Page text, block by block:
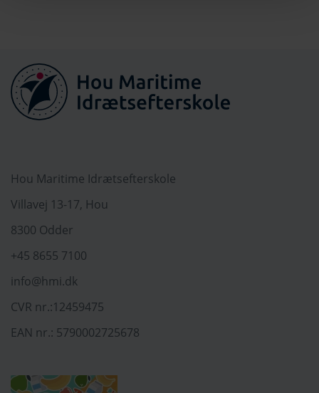
Hou Maritime Idrætsefterskole
Villavej 13-17, Hou
8300 Odder
+45 8655 7100
info@hmi.dk
CVR nr.:12459475
EAN nr.: 5790002725678